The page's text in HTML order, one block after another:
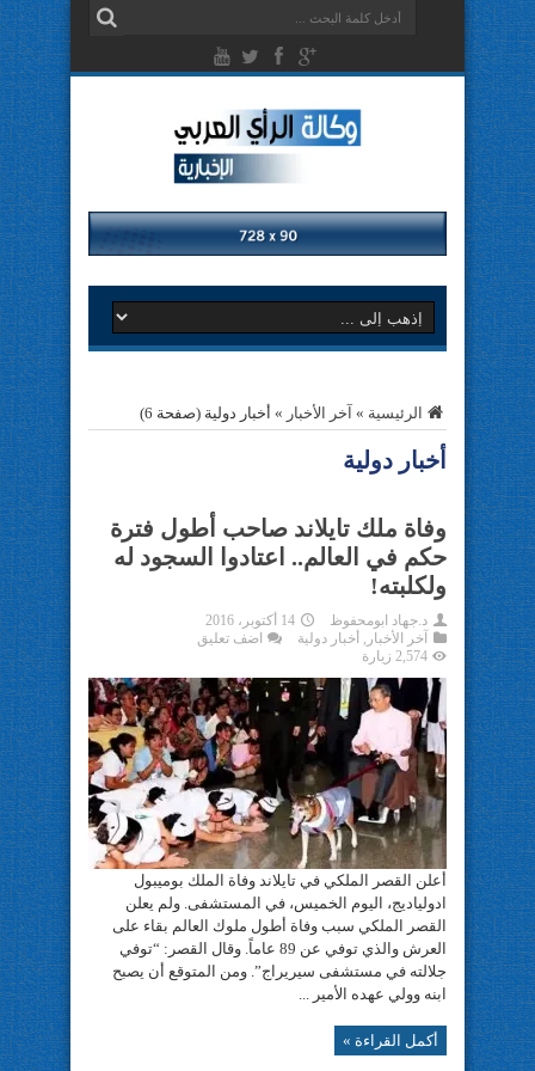
الرئيسية » آخر الأخبار » أخبار دولية (صفحة 6)
أخبار دولية
وفاة ملك تايلاند صاحب أطول فترة
حكم في العالم.. اعتادوا السجود له
ولكلبته!
د.جهاد ابومحفوظ
14 أكتوبر، 2016
آخر الأخبار , أخبار دولية
اضف تعليق
2,574 زيارة
أعلن القصر الملكي في تايلاند وفاة الملك بوميبول
ادولياديج، اليوم الخميس، في المستشفى. ولم يعلن
القصر الملكي سبب وفاة أطول ملوك العالم بقاء على
العرش والذي توفي عن 89 عاماً. وقال القصر: “توفي
جلالته في مستشفى سيريراج”. ومن المتوقع أن يصبح
ابنه وولي عهده الأمير ...
أكمل القراءة »